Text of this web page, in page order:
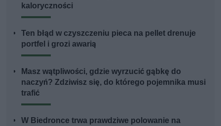
kaloryczności
Ten błąd w czyszczeniu pieca na pellet drenuje
portfel i grozi awarią
Masz wątpliwości, gdzie wyrzucić gąbkę do
naczyń? Zdziwisz się, do którego pojemnika musi
trafić
W Biedronce trwa prawdziwe polowanie na